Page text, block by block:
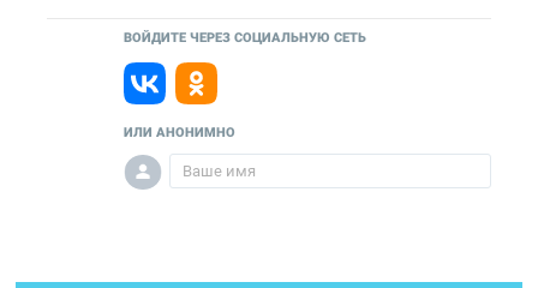
ВОЙДИТЕ ЧЕРЕЗ СОЦИАЛЬНУЮ СЕТЬ
ИЛИ АНОНИМНО